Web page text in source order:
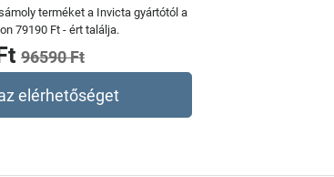
terméket a Invicta gyártótól a
79190 Ft - ért találja.
96590 Ft
elérhetőséget